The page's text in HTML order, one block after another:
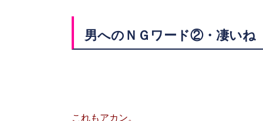
男へのＮＧワード②・凄いね
これもアカン。